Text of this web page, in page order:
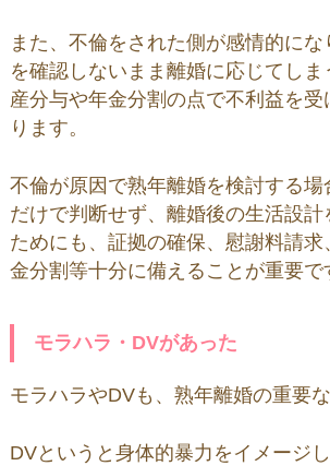
また、不倫をされた側が感情的に
を確認しないまま離婚に応じてし
産分与や年金分割の点で不利益を受
ります。
不倫が原因で熟年離婚を検討する
だけで判断せず、離婚後の生活設計
ためにも、証拠の確保、慰謝料請
金分割等十分に備えることが重要で
モラハラ・DVがあった
モラハラやDVも、熟年離婚の重要な
DVというと身体的暴力をイメージ